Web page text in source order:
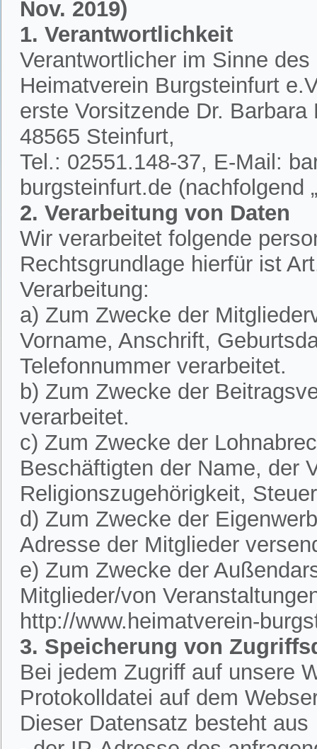
Nov. 2019)
1. Verantwortlichkeit
Verantwortlicher im Sinne
Heimatverein Burgsteinfurt
erste Vorsitzende Dr.
48565 Steinfurt,
Tel.: 02551.148-37, E-Mail:
burgsteinfurt.de (nachfolgend
2. Verarbeitung von Daten
Wir verarbeitet folgende
Rechtsgrundlage hierfür ist
Verarbeitung:
a) Zum Zwecke der
Vorname, Anschrift,
Telefonnummer verarbeitet.
b) Zum Zwecke der
verarbeitet.
c) Zum Zwecke der
Beschäftigten der Name, der
Religionszugehörigkeit,
d) Zum Zwecke der
Adresse der Mitglieder
e) Zum Zwecke der
Mitglieder/von
http://www.heimatverein-
3. Speicherung von
Bei jedem Zugriff auf unsere
Protokolldatei auf dem
Dieser Datensatz besteht aus